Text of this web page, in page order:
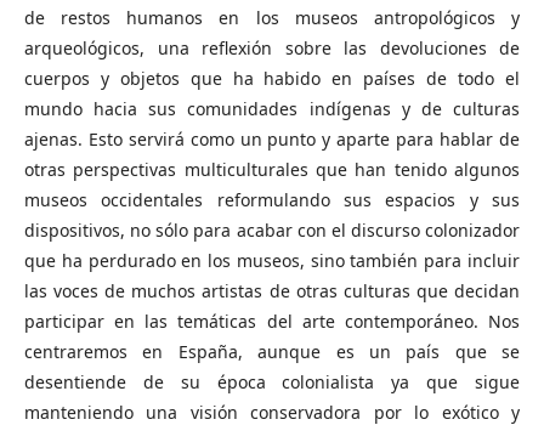
de restos humanos en los museos antropológicos y
arqueológicos, una reflexión sobre las devoluciones de
cuerpos y objetos que ha habido en países de todo el
mundo hacia sus comunidades indígenas y de culturas
ajenas. Esto servirá como un punto y aparte para hablar de
otras perspectivas multiculturales que han tenido algunos
museos occidentales reformulando sus espacios y sus
dispositivos, no sólo para acabar con el discurso colonizador
que ha perdurado en los museos, sino también para incluir
las voces de muchos artistas de otras culturas que decidan
participar en las temáticas del arte contemporáneo. Nos
centraremos en España, aunque es un país que se
desentiende de su época colonialista ya que sigue
manteniendo una visión conservadora por lo exótico y